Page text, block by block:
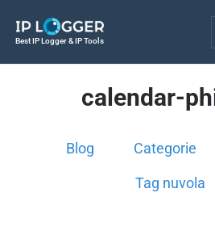
Best IP Logger & IP Tools
calendar-
Blog Categorie
Tag nuvola